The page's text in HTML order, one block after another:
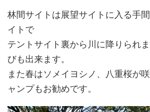
林間サイトは展望サイトに入る手
イトで
テントサイト裏から川に降りられ
びも出来ます。
また春はソメイヨシノ、八重桜が
ャンプもお勧めです。